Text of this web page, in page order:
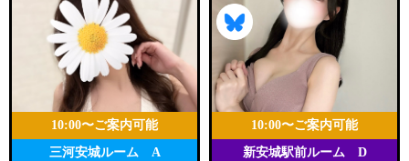
三河安城ルーム A
10:00〜ご案内可能
新安城駅前ルーム D
10:00〜ご案内可能